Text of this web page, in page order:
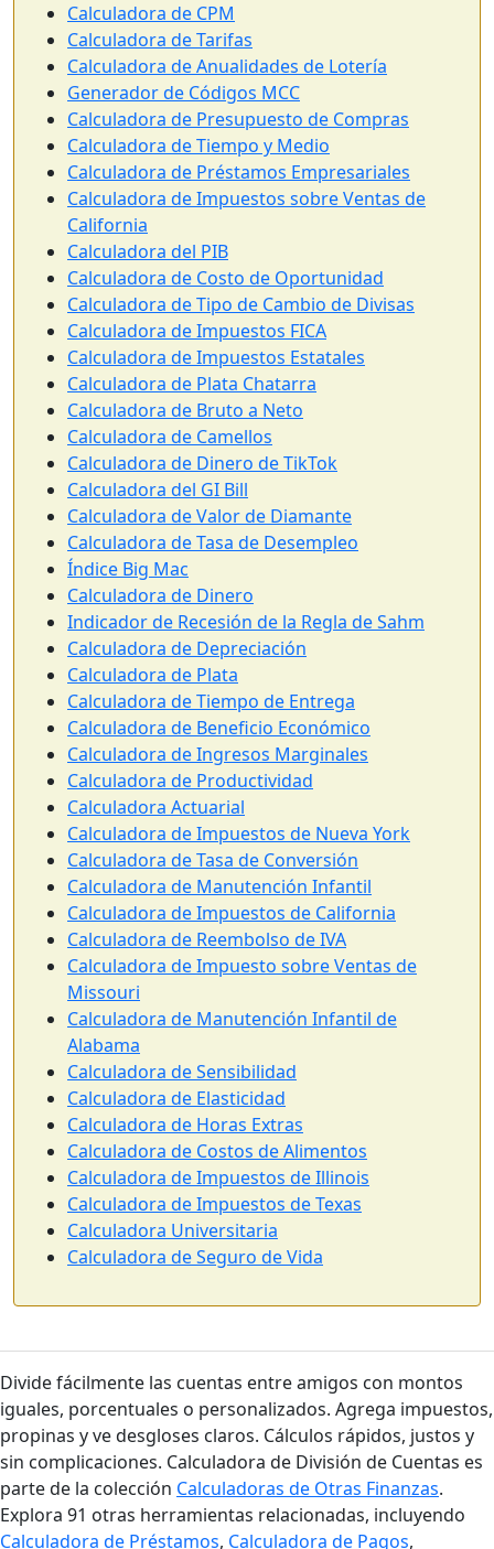
Calculadora de CPM
Calculadora de Tarifas
Calculadora de Anualidades de Lotería
Generador de Códigos MCC
Calculadora de Presupuesto de Compras
Calculadora de Tiempo y Medio
Calculadora de Préstamos Empresariales
Calculadora de Impuestos sobre Ventas de
California
Calculadora del PIB
Calculadora de Costo de Oportunidad
Calculadora de Tipo de Cambio de Divisas
Calculadora de Impuestos FICA
Calculadora de Impuestos Estatales
Calculadora de Plata Chatarra
Calculadora de Bruto a Neto
Calculadora de Camellos
Calculadora de Dinero de TikTok
Calculadora del GI Bill
Calculadora de Valor de Diamante
Calculadora de Tasa de Desempleo
Índice Big Mac
Calculadora de Dinero
Indicador de Recesión de la Regla de Sahm
Calculadora de Depreciación
Calculadora de Plata
Calculadora de Tiempo de Entrega
Calculadora de Beneficio Económico
Calculadora de Ingresos Marginales
Calculadora de Productividad
Calculadora Actuarial
Calculadora de Impuestos de Nueva York
Calculadora de Tasa de Conversión
Calculadora de Manutención Infantil
Calculadora de Impuestos de California
Calculadora de Reembolso de IVA
Calculadora de Impuesto sobre Ventas de
Missouri
Calculadora de Manutención Infantil de
Alabama
Calculadora de Sensibilidad
Calculadora de Elasticidad
Calculadora de Horas Extras
Calculadora de Costos de Alimentos
Calculadora de Impuestos de Illinois
Calculadora de Impuestos de Texas
Calculadora Universitaria
Calculadora de Seguro de Vida
Divide fácilmente las cuentas entre amigos con montos
iguales, porcentuales o personalizados. Agrega impuestos,
propinas y ve desgloses claros. Cálculos rápidos, justos y
sin complicaciones. Calculadora de División de Cuentas es
parte de la colección Calculadoras de Otras Finanzas.
Explora 91 otras herramientas relacionadas, incluyendo
Calculadora de Préstamos, Calculadora de Pagos,